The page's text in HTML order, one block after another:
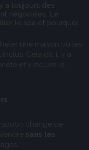
a toujours des
négociées. Le
le spa et pourquoi
une maison où les
Cela dit, il y a
et y inclure le
change de
sans les